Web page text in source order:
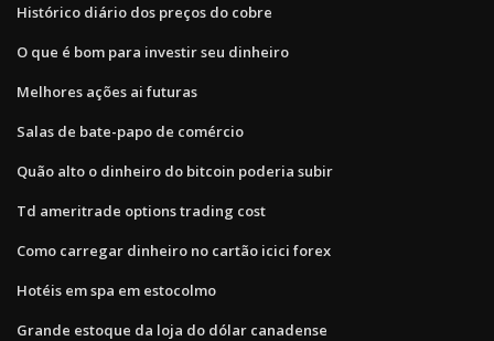
Histórico diário dos preços do cobre
O que é bom para investir seu dinheiro
Melhores ações ai futuras
Salas de bate-papo de comércio
Quão alto o dinheiro do bitcoin poderia subir
Td ameritrade options trading cost
Como carregar dinheiro no cartão icici forex
Hotéis em spa em estocolmo
Grande estoque da loja do dólar canadense